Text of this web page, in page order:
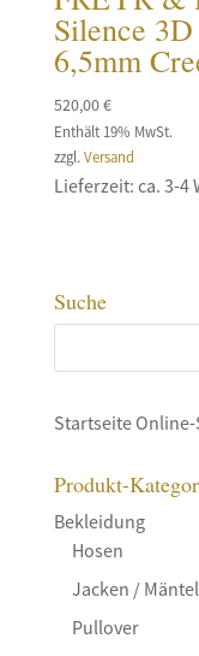
Silence
6,5mm
520,00€
Enthält 19% MwSt.
zzgl.Versand
Lieferzeit: ca. 3-4
Suche
Startseite
Produkt-
Bekleidung
Hosen
Jacken / Mäntel
Pullover